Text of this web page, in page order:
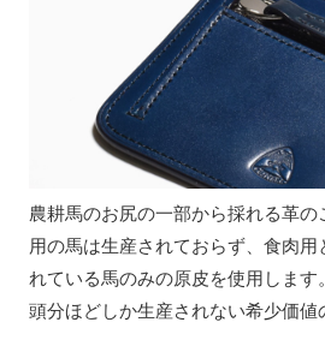
農耕馬のお尻の一部から採れる革
用の馬は生産されておらず、食肉用
れている馬のみの原皮を使用します
頭分ほどしか生産されない希少価値